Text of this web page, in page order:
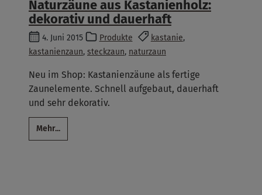
Naturzäune aus Kastanienholz:
dekorativ und dauerhaft
4. Juni 2015 Produkte kastanie,
kastanienzaun, steckzaun, naturzaun
Neu im Shop: Kastanienzäune als fertige
Zaunelemente. Schnell aufgebaut, dauerhaft
und sehr dekorativ.
Mehr...